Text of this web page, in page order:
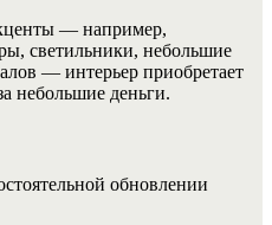
— например,
светильники, небольшие
— интерьер приобретает
небольшие деньги.
обновлении